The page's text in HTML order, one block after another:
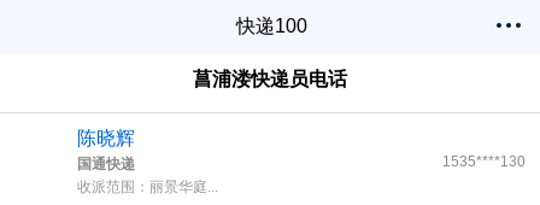
快递100
菖浦溇快递员电话
陈晓辉
国通快递
收派范围：丽景华庭...
1535****130